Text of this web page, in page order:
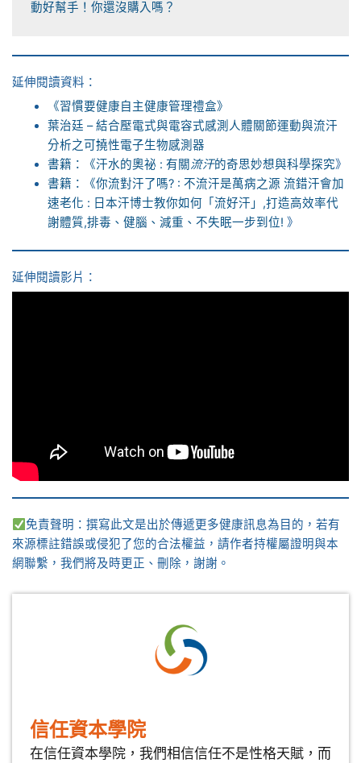
動好幫手！你還沒購入嗎？
延伸閱讀資料：
《習慣要健康自主健康管理禮盒》
葉治廷 – 結合壓電式與電容式感測人體關節運動與流汗
分析之可撓性電子生物感測器
書籍：《汗水的奧祕 : 有關流汗的奇思妙想與科學探究》
書籍：《你流對汗了嗎? : 不流汗是萬病之源 流錯汗會加
速老化 : 日本汗博士教你如何「流好汗」,打造高效率代
謝體質,排毒、健腦、減重、不失眠一步到位! 》
延伸閱讀影片：
免責聲明：撰寫此文是出於傳遞更多健康訊息為目的，若有
來源標註錯誤或侵犯了您的合法權益，請作者持權屬證明與本
網聯繫，我們將及時更正、刪除，謝謝。
信任資本學院
在信任資本學院，我們相信信任不是性格天賦，而